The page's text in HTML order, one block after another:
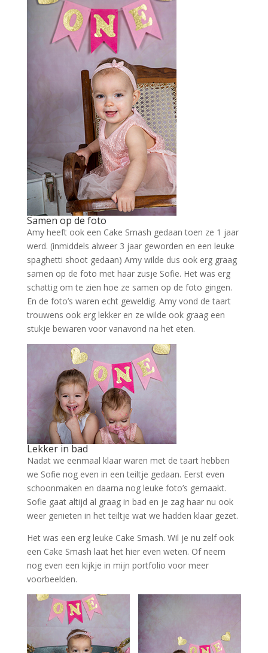
Samen op de foto
Amy heeft ook een Cake Smash gedaan toen ze 1 jaar
werd. (inmiddels alweer 3 jaar geworden en een leuke
spaghetti shoot gedaan) Amy wilde dus ook erg graag
samen op de foto met haar zusje Sofie. Het was erg
schattig om te zien hoe ze samen op de foto gingen.
En de foto’s waren echt geweldig. Amy vond de taart
trouwens ook erg lekker en ze wilde ook graag een
stukje bewaren voor vanavond na het eten.
Lekker in bad
Nadat we eenmaal klaar waren met de taart hebben
we Sofie nog even in een teiltje gedaan. Eerst even
schoonmaken en daarna nog leuke foto’s gemaakt.
Sofie gaat altijd al graag in bad en je zag haar nu ook
weer genieten in het teiltje wat we hadden klaar gezet.
Het was een erg leuke Cake Smash. Wil je nu zelf ook
een Cake Smash laat het hier even weten. Of neem
nog even een kijkje in mijn portfolio voor meer
voorbeelden.